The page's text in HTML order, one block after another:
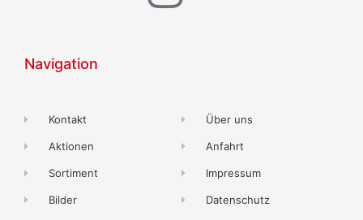
Navigation
Kontakt
Aktionen
Sortiment
Bilder
Über uns
Anfahrt
Impressum
Datenschutz